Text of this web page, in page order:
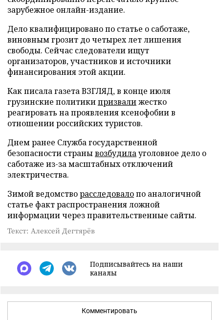
зарубежное онлайн-издание.
Дело квалифицировано по статье о саботаже,
виновным грозит до четырех лет лишения
свободы. Сейчас следователи ищут
организаторов, участников и источники
финансирования этой акции.
Как писала газета ВЗГЛЯД, в конце июля
грузинские политикипризвалижестко
реагировать на проявления ксенофобии в
отношении российских туристов.
Днем ранее Служба государственной
безопасности странывозбудилауголовное дело о
саботаже из-за масштабных отключений
электричества.
Зимой ведомстворасследовалопо аналогичной
статье факт распространения ложной
информации через правительственные сайты.
Текст: Алексей Дегтярёв
Подписывайтесь на наши
каналы
Комментировать